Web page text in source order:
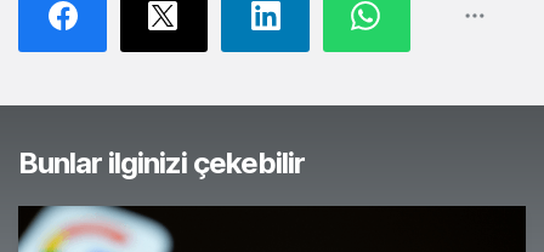
Bunlar ilginizi çekebilir